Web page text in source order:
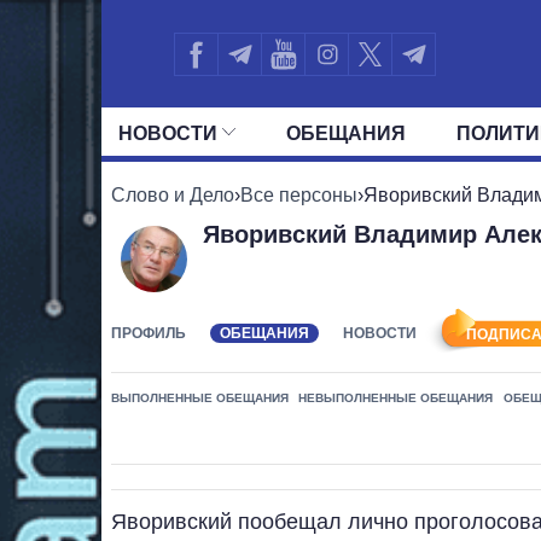
НОВОСТИ ОБЕЩАНИЯ
ВСЕ ПОЛИТИКИ ПРЕЗИДЕНТ И
Слово и Дело›Все персоны›Яворивский
Яворивский Владимир
ПРОФИЛЬ ОБЕЩАНИЯ НОВОСТИ
ВЫПОЛНЕННЫЕ ОБЕЩАНИЯ НЕВЫПОЛНЕННЫЕ ОБЕЩАНИЯ
Яворивский пообещал лично